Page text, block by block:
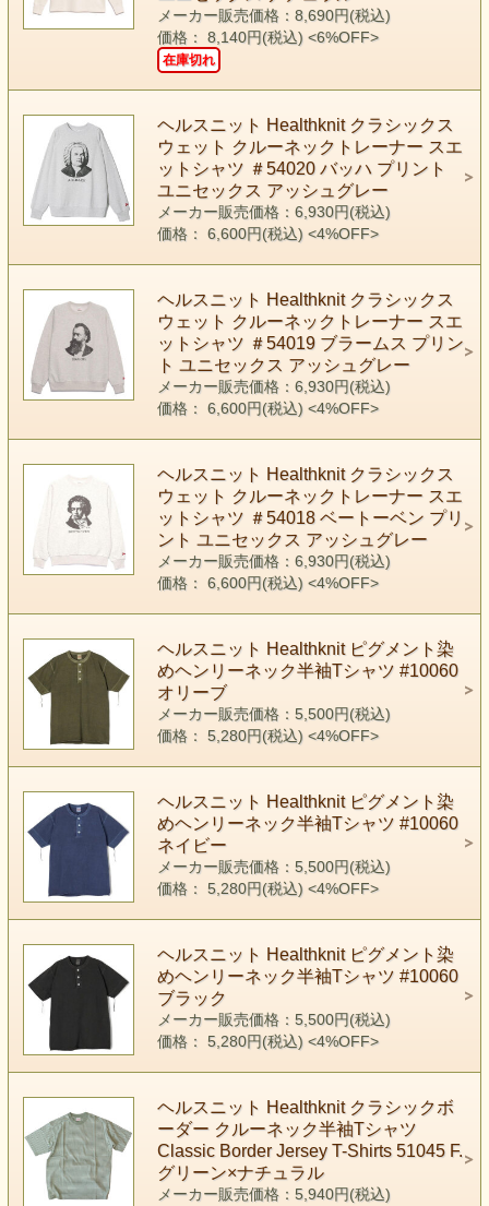
メーカー販売価格：8,690円(税込)
価格： 8,140円(税込) <6%OFF>
在庫切れ
ヘルスニット Healthknit クラシックス
ウェット クルーネックトレーナー スエ
ットシャツ ＃54020 バッハ プリント
ユニセックス アッシュグレー
メーカー販売価格：6,930円(税込)
価格： 6,600円(税込) <4%OFF>
ヘルスニット Healthknit クラシックス
ウェット クルーネックトレーナー スエ
ットシャツ ＃54019 ブラームス プリン
ト ユニセックス アッシュグレー
メーカー販売価格：6,930円(税込)
価格： 6,600円(税込) <4%OFF>
ヘルスニット Healthknit クラシックス
ウェット クルーネックトレーナー スエ
ットシャツ ＃54018 ベートーベン プリ
ント ユニセックス アッシュグレー
メーカー販売価格：6,930円(税込)
価格： 6,600円(税込) <4%OFF>
ヘルスニット Healthknit ピグメント染
めヘンリーネック半袖Tシャツ #10060
オリーブ
メーカー販売価格：5,500円(税込)
価格： 5,280円(税込) <4%OFF>
ヘルスニット Healthknit ピグメント染
めヘンリーネック半袖Tシャツ #10060
ネイビー
メーカー販売価格：5,500円(税込)
価格： 5,280円(税込) <4%OFF>
ヘルスニット Healthknit ピグメント染
めヘンリーネック半袖Tシャツ #10060
ブラック
メーカー販売価格：5,500円(税込)
価格： 5,280円(税込) <4%OFF>
ヘルスニット Healthknit クラシックボ
ーダー クルーネック半袖Tシャツ
Classic Border Jersey T-Shirts 51045 F.
グリーン×ナチュラル
メーカー販売価格：5,940円(税込)